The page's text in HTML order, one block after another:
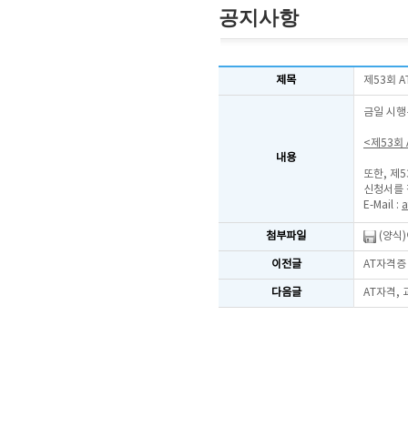
공지사항
제목 제53회
내용
금일 시
<제53회
또한, 제
신청서를
E-Mail :
첨부파일 (양식
이전글 AT자격
다음글 AT자격,